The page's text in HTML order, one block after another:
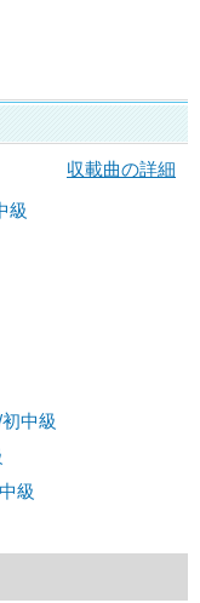
収載曲の詳細
級
中級
級